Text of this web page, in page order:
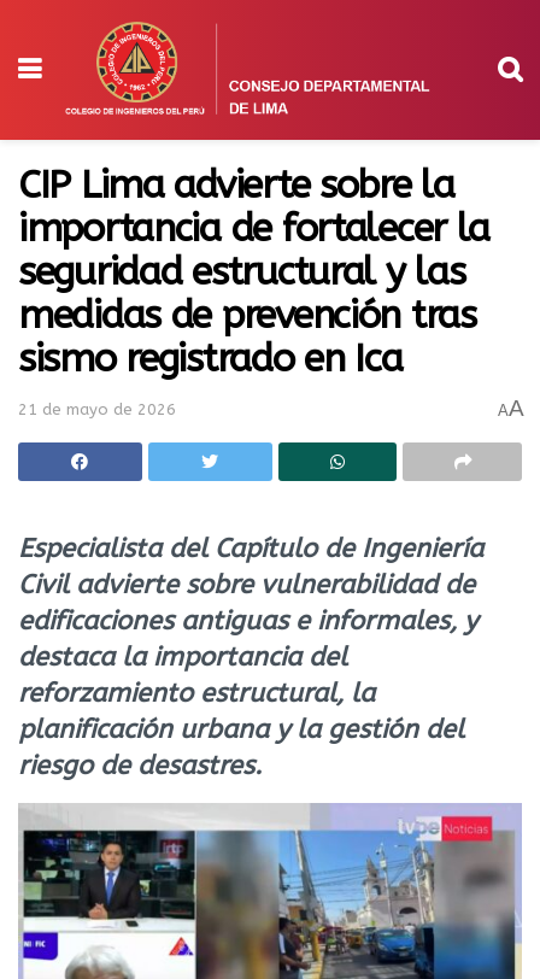
CIP Lima advierte sobre la
importancia de fortalecer la
seguridad estructural y las
medidas de prevención tras
sismo registrado en Ica
21 de mayo de 2026 AA
Especialista del Capítulo de Ingeniería
Civil advierte sobre vulnerabilidad de
edificaciones antiguas e informales, y
destaca la importancia del
reforzamiento estructural, la
planificación urbana y la gestión del
riesgo de desastres.